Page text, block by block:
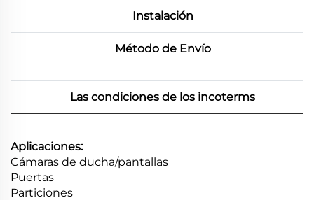
Instalación
Método de Envío
Las condiciones de los incoterms
Aplicaciones:
Cámaras de ducha/pantallas
Puertas
Particiones